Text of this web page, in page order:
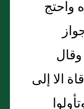
واحتج
الا إلى